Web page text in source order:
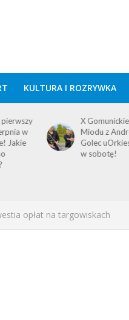
KULTURA I ROZRYWKA
pierwszy
w
Jakie
X
Miodu z
Golec
w sobotę!
opłat na targowiskach